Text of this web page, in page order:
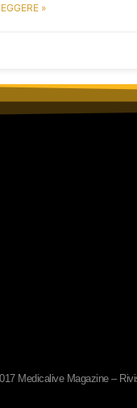
»
Medicalive Magazine –